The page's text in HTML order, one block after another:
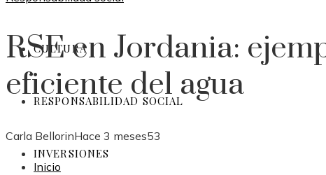
CULTURA
RESPONSABILIDAD SOCIAL
INVERSIONES
RSE en Jordania:
eficiente del agua
Carla BellorinHace 3 meses53
Inicio